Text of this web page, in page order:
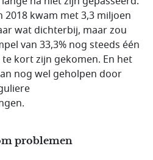
kwam met 3,3 miljoen
wat dichterbij, maar zou
van 33,3% nog steeds één
kort zijn gekomen. En het
nog wel geholpen door
problemen